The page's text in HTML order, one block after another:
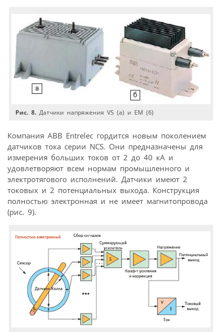
Рис. 8. Датчики напряжения VS (а) и ЕМ (б)
Компания ABB Entrelec гордится новым поколением
датчиков тока серии NCS. Они предназначены для
измерения больших токов от 2 до 40 кА и
удовлетворяют всем нормам промышленного и
электротягового исполнений. Датчики имеют 2
токовых и 2 потенциальных выхода. Конструкция
полностью электронная и не имеет магнитопровода
(рис. 9).